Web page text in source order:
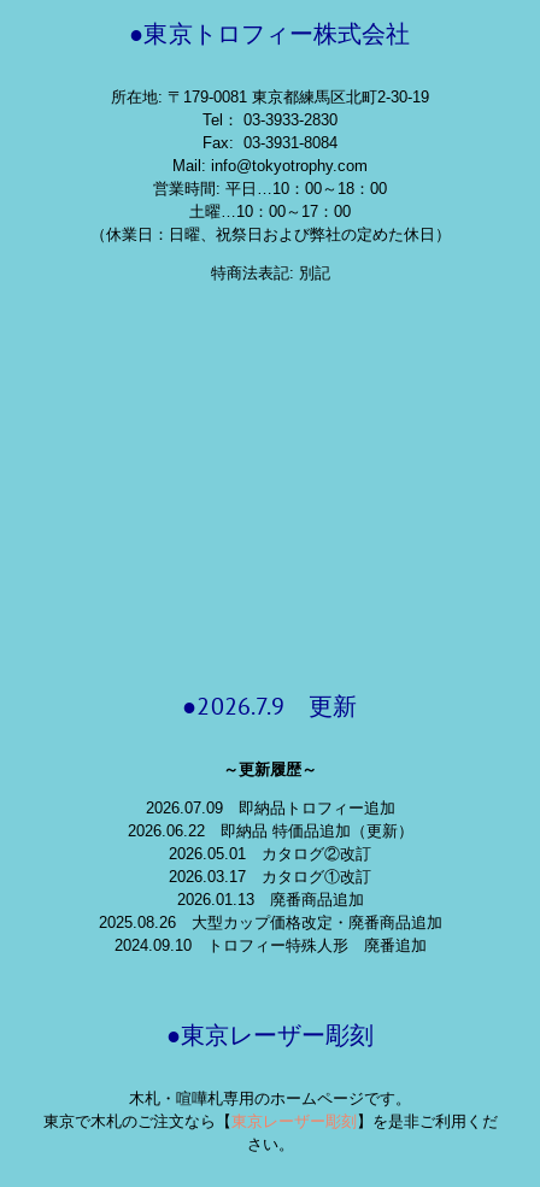
●東京トロフィー株式会社
所在地: 〒179-0081 東京都練馬区北町2-30-19
Tel： 03-3933-2830
Fax: 03-3931-8084
Mail: info@tokyotrophy.com
営業時間: 平日…10：00～18：00
土曜…10：00～17：00
（休業日：日曜、祝祭日および弊社の定めた休日）
特商法表記: 別記
●2026.7.9 更新
～更新履歴～
2026.07.09 即納品トロフィー追加
2026.06.22 即納品 特価品追加（更新）
2026.05.01 カタログ②改訂
2026.03.17 カタログ①改訂
2026.01.13 廃番商品追加
2025.08.26 大型カップ価格改定・廃番商品追加
2024.09.10 トロフィー特殊人形 廃番追加
●東京レーザー彫刻
木札・喧嘩札専用のホームページです。
東京で木札のご注文なら【東京レーザー彫刻 】を是非ご利用くだ
さい。